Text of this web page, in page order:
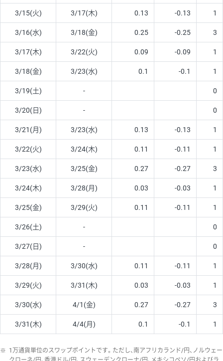
3/15(火) 3/17(木) 0.13 -0.13 1
3/16(水) 3/18(金) 0.25 -0.25 3
3/17(木) 3/22(火) 0.09 -0.09 1
3/18(金) 3/23(水) 0.1 -0.1 1
3/19(土) - 0
3/20(日) - 0
3/21(月) 3/23(水) 0.13 -0.13 1
3/22(火) 3/24(木) 0.11 -0.11 1
3/23(水) 3/25(金) 0.27 -0.27 3
3/24(木) 3/28(月) 0.03 -0.03 1
3/25(金) 3/29(火) 0.11 -0.11 1
3/26(土) - 0
3/27(日) - 0
3/28(月) 3/30(水) 0.11 -0.11 1
3/29(火) 3/31(木) 0.03 -0.03 1
3/30(水) 4/1(金) 0.27 -0.27 3
3/31(木) 4/4(月) 0.1 -0.1 1
※ 1万通貨単位のスワップポイントです。ただし、南アフリカランド/円、ノルウェー